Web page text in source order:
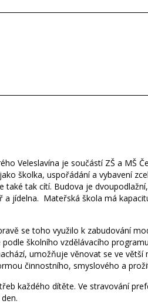
Veleslavína je součástí ZŠ a MŠ
školka, uspořádání a vybavení
tak cítí. Budova je
jídelna. Mateřská škola má
se toho využilo k zabudování
školního vzdělávacího
umožňuje věnovat se ve
činnostního, smyslového a
každého dítěte. Ve stravování